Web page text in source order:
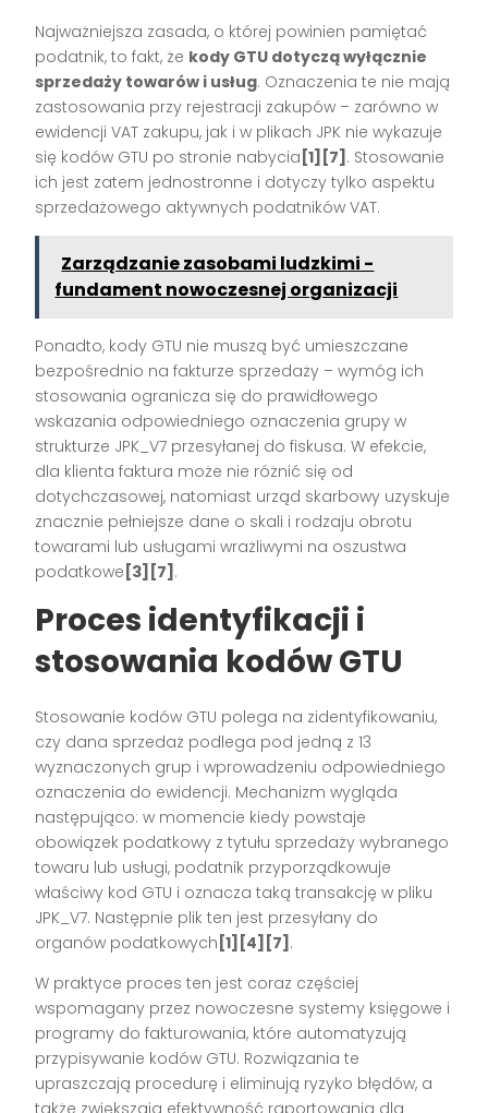
Najważniejsza zasada, o której powinien pamiętać
podatnik, to fakt, że kody GTU dotyczą wyłącznie
sprzedaży towarów i usług. Oznaczenia te nie mają
zastosowania przy rejestracji zakupów – zarówno w
ewidencji VAT zakupu, jak i w plikach JPK nie wykazuje
się kodów GTU po stronie nabycia [1][7] . Stosowanie
ich jest zatem jednostronne i dotyczy tylko aspektu
sprzedażowego aktywnych podatników VAT.
Zarządzanie zasobami ludzkimi -
fundament nowoczesnej organizacji
Ponadto, kody GTU nie muszą być umieszczane
bezpośrednio na fakturze sprzedaży – wymóg ich
stosowania ogranicza się do prawidłowego
wskazania odpowiedniego oznaczenia grupy w
strukturze JPK_V7 przesyłanej do fiskusa. W efekcie,
dla klienta faktura może nie różnić się od
dotychczasowej, natomiast urząd skarbowy uzyskuje
znacznie pełniejsze dane o skali i rodzaju obrotu
towarami lub usługami wrażliwymi na oszustwa
podatkowe [3][7] .
Proces identyfikacji i
stosowania kodów GTU
Stosowanie kodów GTU polega na zidentyfikowaniu,
czy dana sprzedaż podlega pod jedną z 13
wyznaczonych grup i wprowadzeniu odpowiedniego
oznaczenia do ewidencji. Mechanizm wygląda
następująco: w momencie kiedy powstaje
obowiązek podatkowy z tytułu sprzedaży wybranego
towaru lub usługi, podatnik przyporządkowuje
właściwy kod GTU i oznacza taką transakcję w pliku
JPK_V7. Następnie plik ten jest przesyłany do
organów podatkowych [1][4][7] .
W praktyce proces ten jest coraz częściej
wspomagany przez nowoczesne systemy księgowe i
programy do fakturowania, które automatyzują
przypisywanie kodów GTU. Rozwiązania te
upraszczają procedurę i eliminują ryzyko błędów, a